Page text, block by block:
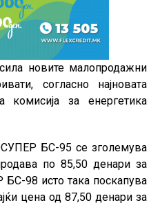
новите малопродажни
согласно најновата
комисија за енергетика
БС-95 се зголемува
по 85,50 денари за
98 исто така поскапува
цена од 87,50 денари за